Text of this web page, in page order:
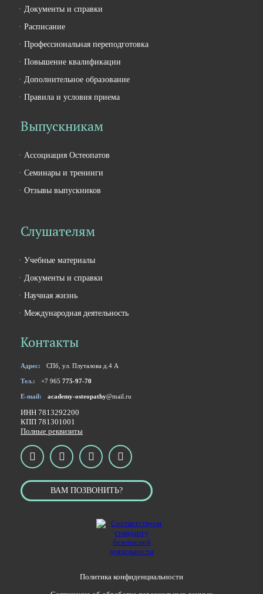
Документы и справки
Расписание
Профессиональная переподготовка
Повышение квалификации
Дополнительное образование
Правила и условия приема
Выпускникам
Ассоциация Остеопатов
Семинары и тренинги
Отзывы выпускников
Слушателям
Учебные материалы
Документы и справки
Научная жизнь
Международная деятельность
Контакты
Адрес: СПб, ул. Плуталова д.4 А
Тел.: +7 965 775-97-70
E-mail: academy-osteopathy@mail.ru
ИНН 7813292200
КПП 781301001
Полные реквизиты
ВАМ ПОЗВОНИТЬ?
Политика конфиденциальности